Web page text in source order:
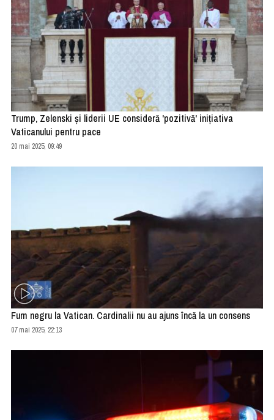
Trump, Zelenski și liderii UE consideră 'pozitivă' inițiativa
Vaticanului pentru pace
20 mai 2025, 09:49
Fum negru la Vatican. Cardinalii nu au ajuns încă la un consens
07 mai 2025, 22:13